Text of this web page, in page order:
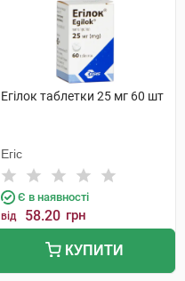
Егілок таблетки 25 мг 60 шт
Егіс
Є в наявності
від 58.20 грн
КУПИТИ